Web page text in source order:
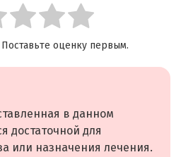
оценку первым.
в данном
достаточной для
или назначения лечения.